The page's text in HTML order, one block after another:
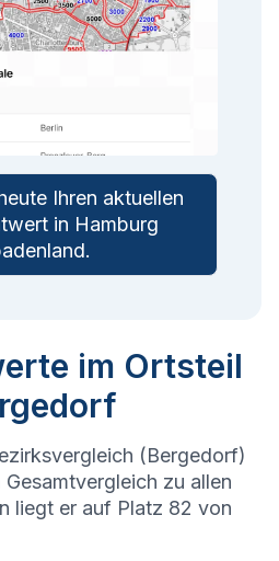
Ihren aktuellen
in Hamburg
.
im Ortsteil
(Bergedorf)
zu allen
liegt er auf Platz 82 von